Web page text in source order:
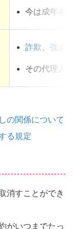
今は成年者
詐欺 強迫
その代理人
の関係について
る規定
消すことができ
がいつまでたっ